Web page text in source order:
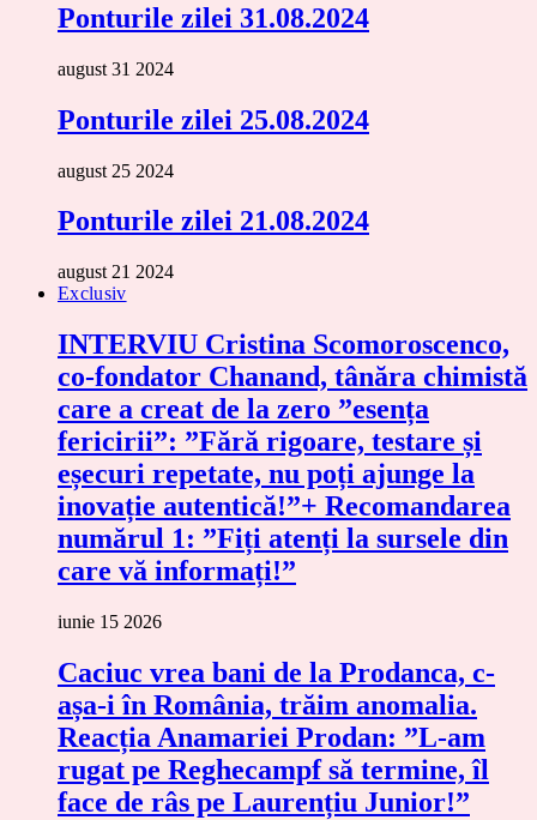
Ponturile zilei 31.08.2024
august 31 2024
Ponturile zilei 25.08.2024
august 25 2024
Ponturile zilei 21.08.2024
august 21 2024
Exclusiv
INTERVIU Cristina Scomoroscenco,
co-fondator Chanand, tânăra chimistă
care a creat de la zero ”esența
fericirii”: ”Fără rigoare, testare și
eșecuri repetate, nu poți ajunge la
inovație autentică!”+ Recomandarea
numărul 1: ”Fiți atenți la sursele din
care vă informați!”
iunie 15 2026
Caciuc vrea bani de la Prodanca, c-
așa-i în România, trăim anomalia.
Reacția Anamariei Prodan: ”L-am
rugat pe Reghecampf să termine, îl
face de râs pe Laurențiu Junior!”